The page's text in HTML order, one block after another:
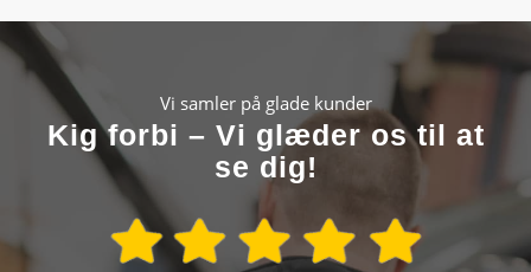
Vi samler på glade kunder
Kig forbi – Vi glæder os til at
se dig!